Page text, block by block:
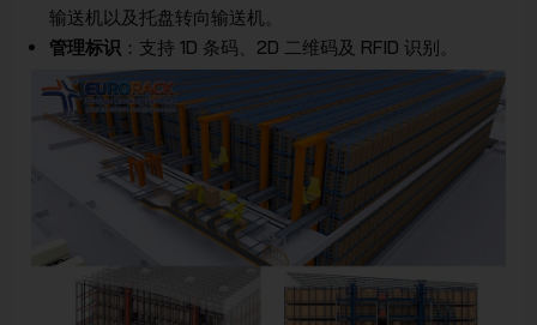
输送机以及托盘转向输送机。
管理标识 ：支持 1D 条码、2D 二维码及 RFID 识别。